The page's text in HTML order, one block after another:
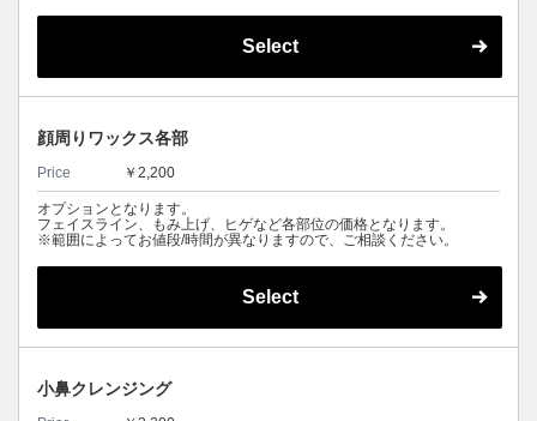
Select
顔周りワックス各部
Price ￥2,200
オプションとなります。
フェイスライン、もみ上げ、ヒゲなど各部位の価格となります。
※範囲によってお値段/時間が異なりますので、ご相談ください。
Select
小鼻クレンジング